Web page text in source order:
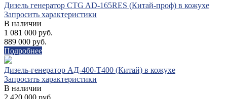
Дизель генератор CTG AD-165RES (Китай-проф) в кожухе
Запросить характеристики
В наличии
1 081 000 руб.
889 000 руб.
Подробнее
Дизель-генератор АД-400-Т400 (Китай) в кожухе
Запросить характеристики
В наличии
2 420 000 руб.